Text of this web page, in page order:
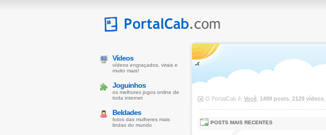
Vídeos
vídeos engraçados, virais e
muito mais!
Joguinhos
os melhores jogos online de
toda internet
Beldades
fotos das mulheres mais
lindas do mundo
O PortalCab é: Você 1499 posts 2129 vídeos
POSTS MAIS RECENTES